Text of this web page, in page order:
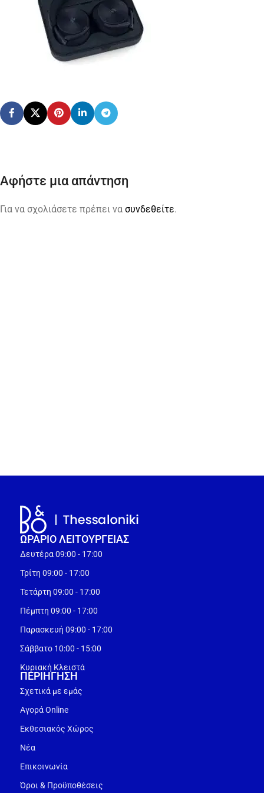
Αφήστε μια απάντηση
Για να σχολιάσετε πρέπει να συνδεθείτε.
ΩΡΑΡΙΟ ΛΕΙΤΟΥΡΓEΙΑΣ
Δευτέρα 09:00 - 17:00
Τρίτη 09:00 - 17:00
Τετάρτη 09:00 - 17:00
Πέμπτη 09:00 - 17:00
Παρασκευή 09:00 - 17:00
Σάββατο 10:00 - 15:00
Κυριακή Κλειστά
ΠΕΡΙΗΓΗΣΗ
Σχετικά με εμάς
Αγορά Online
Εκθεσιακός Χώρος
Νέα
Επικοινωνία
Όροι & Προϋποθέσεις